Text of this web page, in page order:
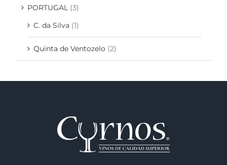
PORTUGAL (3)
C. da Silva (1)
Quinta de Ventozelo (2)